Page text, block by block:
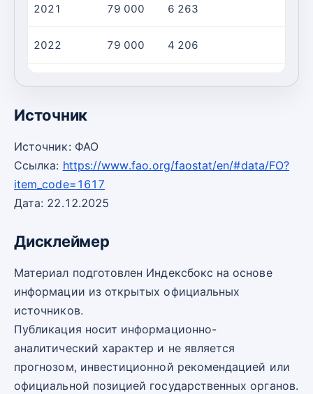
2021 79 000 6 263
2022 79 000 4 206
Источник
Источник: ФАО
Ссылка: https://www.fao.org/faostat/en/#data/FO?
item_code=1617
Дата: 22.12.2025
Дисклеймер
Материал подготовлен Индексбокс на основе
информации из открытых официальных
источников.
Публикация носит информационно-
аналитический характер и не является
прогнозом, инвестиционной рекомендацией или
официальной позицией государственных органов.